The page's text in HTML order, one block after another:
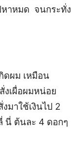
หาหมด จนกระทั่ง
ดผม เหมือน
เผื่อผมหน่อย
มาใช้เงินไป 2
นี่ ต้นละ 4 ดอกๆ